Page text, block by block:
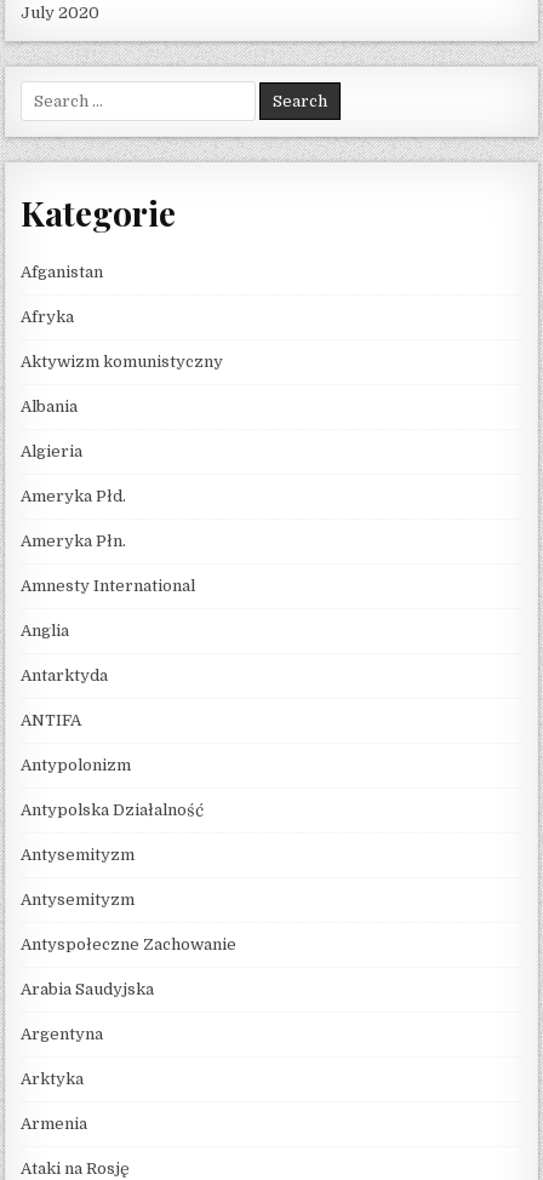
July 2020
Search for:
Kategorie
Afganistan
Afryka
Aktywizm komunistyczny
Albania
Algieria
Ameryka Płd.
Ameryka Płn.
Amnesty International
Anglia
Antarktyda
ANTIFA
Antypolonizm
Antypolska Działalność
Antysemityzm
Antysemityzm
Antyspołeczne Zachowanie
Arabia Saudyjska
Argentyna
Arktyka
Armenia
Ataki na Rosję